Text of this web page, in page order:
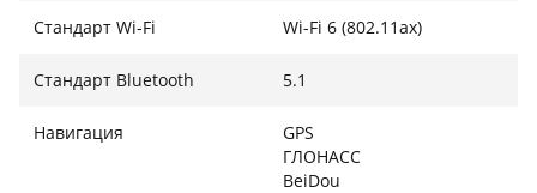
Стандарт Wi-Fi Wi-Fi 6 (802.11ax)
Стандарт Bluetooth 5.1
Навигация
GPS
ГЛОНАСС
BeiDou